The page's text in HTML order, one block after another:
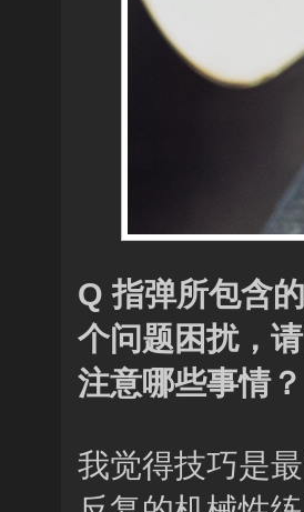
Q 指弹所包含
个问题困扰，
注意哪些事情？
我觉得技巧是